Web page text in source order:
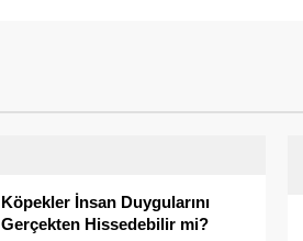
Köpekler İnsan Duygularını
Gerçekten Hissedebilir mi?